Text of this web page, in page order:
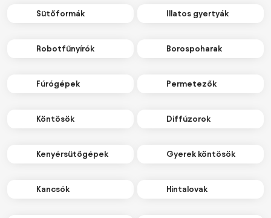
Sütőformák Illatos gyertyák
Robotfűnyírók Borospoharak
Fúrógépek Permetezők
Köntösök Diffúzorok
Kenyérsütőgépek Gyerek köntösök
Kancsók Hintalovak